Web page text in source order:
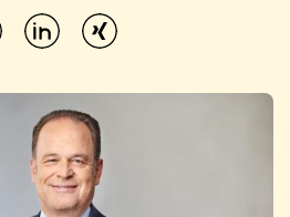
Per Facebook teilen
Per LinkedIn teilen
Per Xing teilen